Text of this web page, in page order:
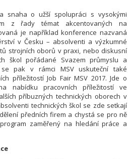
snaha o užší spolupráci s vysokými
z řady témat akcentovaných na
je například konference nazvaná
v Česku – absolventi a výzkumné
strojních oborů v praxi, nebo diskusní
škol pořádané Svazem průmyslu a
se pak v rámci MSV uskuteční také
příležitostí Job Fair MSV 2017. Jde o
nabídku pracovních příležitostí ve
příbuzných technických oborech v
technických škol se zde setkají
předních firem a chystá se pro ně
zaměřený na hledání práce a